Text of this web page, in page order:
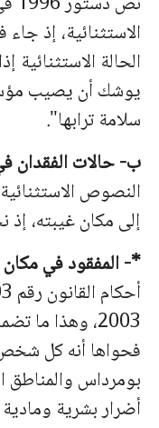
الاستثنائية، إذ
الحالة الاستثنائية
يوشك أن يصيب
سلامة ترابها".
ب- حالات الفقدان
النصوص
إلى مكان غيبته، إذ
*- المفقود في مكان
فحواها أنه كل
بومرداس والمناطق
أضرار بشرية